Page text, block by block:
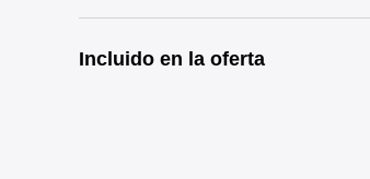
Incluido en la oferta